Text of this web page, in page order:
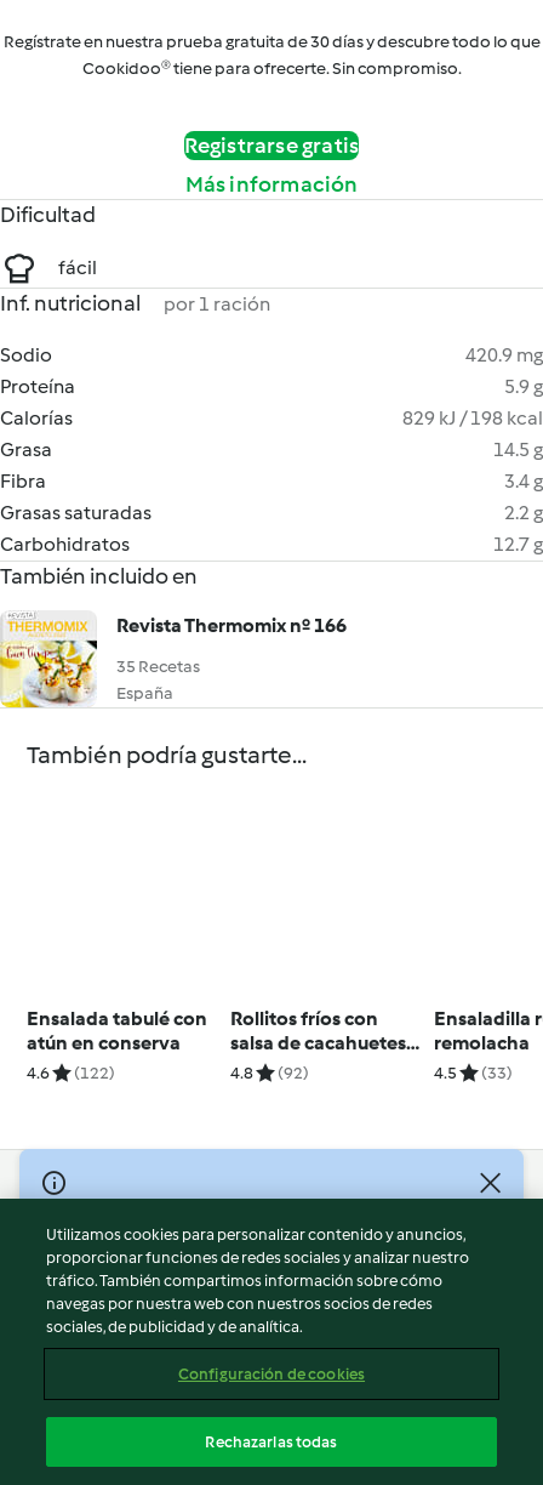
Regístrate en nuestra prueba gratuita de 30 días y descubre todo lo que
Cookidoo® tiene para ofrecerte. Sin compromiso.
Registrarse gratis
Más información
Dificultad
fácil
Inf. nutricional por 1 ración
Sodio
420.9 mg
Proteína
5.9 g
Calorías
829 kJ / 198 kcal
Grasa
14.5 g
Fibra
3.4 g
Grasas saturadas
2.2 g
Carbohidratos
12.7 g
También incluido en
Revista Thermomix nº 166
35 Recetas
España
También podría gustarte...
Ensalada tabulé con
atún en conserva
4.6 (122)
Rollitos fríos con
salsa de cacahuetes
(Goi cuon) - Vietnam
4.8 (92)
Ensaladilla
remolacha
4.5 (33)
© Copyright 2026
Términos de uso
Política de privacidad
Aviso legal
Información legal
Reportar contenido
Declaración de accesibilidad
Utilizamos cookies para personalizar contenido y anuncios,
proporcionar funciones de redes sociales y analizar nuestro
tráfico. También compartimos información sobre cómo
navegas por nuestra web con nuestros socios de redes
sociales, de publicidad y de analítica.
Configuración de cookies
Rechazarlas todas